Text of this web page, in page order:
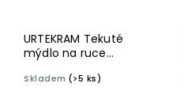
URTEKRAM Tekuté
mýdlo na ruce
BIO
Skladem (>5 ks)